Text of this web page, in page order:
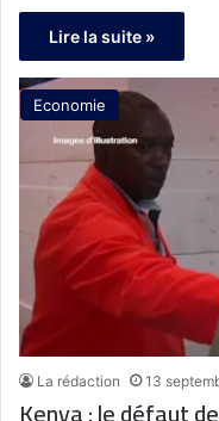
Lire la suite »
Economie
La rédaction 13